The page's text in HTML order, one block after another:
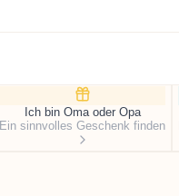
Ich bin Oma oder Opa
Ein sinnvolles Geschenk finden